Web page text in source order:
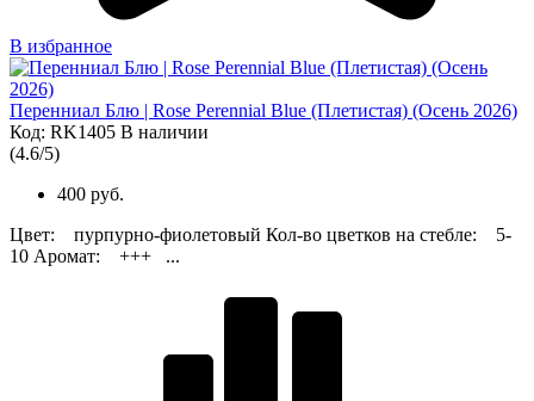
В избранное
Перенниал Блю | Rose Perennial Blue (Плетистая) (Осень 2026)
Код: RK1405 В наличии
(4.6/5)
400 руб.
Цвет: пурпурно-фиолетовый Кол-во цветков на стебле: 5-
10 Аромат: +++ ...